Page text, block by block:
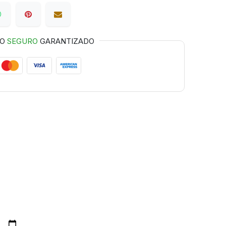
SEGURO GARANTIZADO